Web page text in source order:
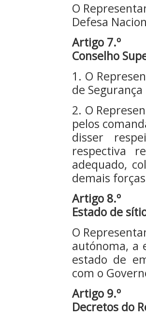
O
Defesa
Artigo 7.º
Conselho
1. O
de
2. O
pelos
disser
respectiva
adequado,
demais
Artigo 8.º
Estado de
O
autónoma, a
estado de
com o
Artigo 9.º
Decretos do